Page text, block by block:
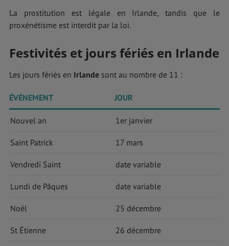
La prostitution est légale en Irlande, tandis que le
proxénétisme est interdit par la loi.
Festivités et jours fériés en Irlande
Les jours fériés en Irlande sont au nombre de 11 :
ÉVÉNEMENT JOUR
Nouvel an 1er janvier
Saint Patrick 17 mars
Vendredi Saint date variable
Lundi de Pâques date variable
Noël 25 décembre
St Étienne 26 décembre